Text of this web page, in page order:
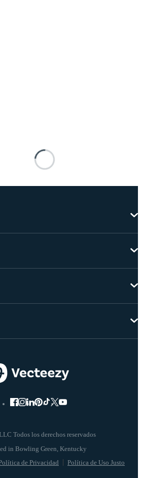
Todos los derechos reservados
de Privacidad Política de Uso Justo